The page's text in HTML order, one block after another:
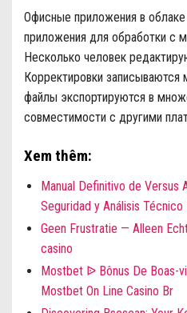
Офисные приложения в
приложения для обработки с
Несколько человек
Корректировки
файлы экспортируются в
совместимости с другими
Xem thêm:
Manual Definitivo de Versus
Seguridad y Análisis Técnico
Geen Frustratie — Alleen
casino
Mostbet ᐉ Bônus De Boas-
Mostbet On Line Casino Br